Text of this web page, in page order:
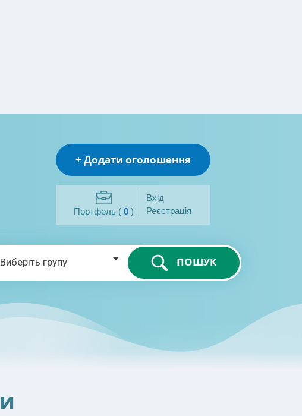
+ Додати оголошення
Портфель ( 0 )
Вхід
Реєстрація
Виберіть групу ПОШУК